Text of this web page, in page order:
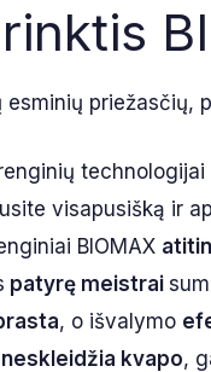
esminių priežasčių,
technologijai
visapusišką ir
BIOMAX
patyrę meistrai
, o išvalymo
neskleidžia kvapo,